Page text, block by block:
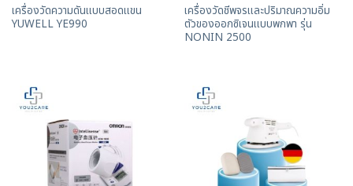
เครื่องวัดความดันแบบสอดแขน
YUWELL YE990
เครื่องวัดชีพจรและปริมาณความอิ่ม
ตัวของออกซิเจนเเบบพกพา รุ่น
NONIN 2500